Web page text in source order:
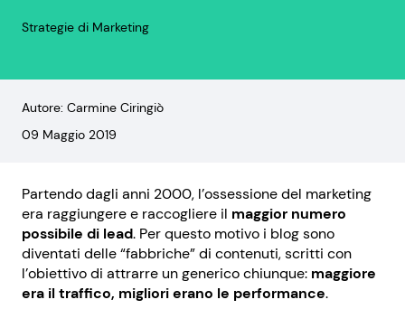
Strategie di Marketing
Autore: Carmine Ciringiò
09 Maggio 2019
Partendo dagli anni 2000, l’ossessione del marketing
era raggiungere e raccogliere il maggior numero
possibile di lead. Per questo motivo i blog sono
diventati delle “fabbriche” di contenuti, scritti con
l’obiettivo di attrarre un generico chiunque: maggiore
era il traffico, migliori erano le performance.